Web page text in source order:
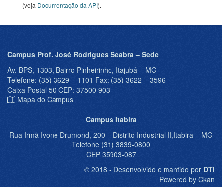
(veja Documentação da API).
Campus Prof. José Rodrigues Seabra – Sede
Av. BPS, 1303, Bairro Pinheirinho, Itajubá – MG
Telefone: (35) 3629 – 1101 Fax: (35) 3622 – 3596
Caixa Postal 50 CEP: 37500 903
Mapa do Campus
Campus Itabira
Rua Irmã Ivone Drumond, 200 – Distrito Industrial II,Itabira – MG
Telefone (31) 3839-0800
CEP 35903-087
© 2018 - Desenvolvido e mantido por DTI
Powered by Ckan